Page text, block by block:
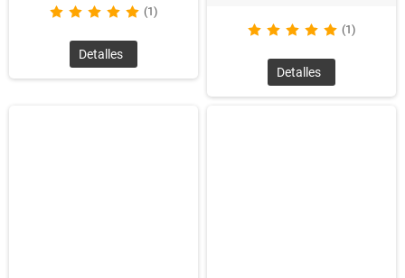
mochilas deportivas hasta mochilas para viajes o uso diario.
Además, se pueden elegir diferentes tamaños y
configuraciones, como con compartimentos adicionales para
computadoras portátiles o accesorios.
Materiales fuertes y duraderos:Nuestras mochilas están
(1)
Detalles
(1)
Detalles